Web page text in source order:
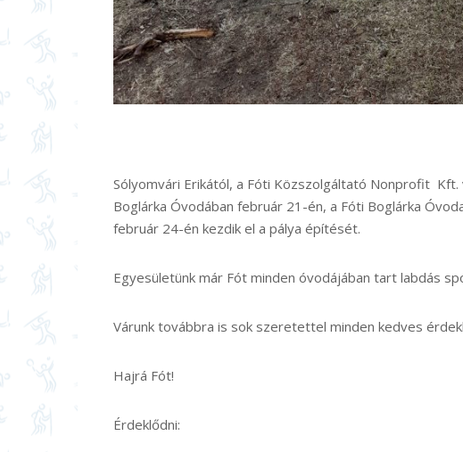
Sólyomvári Erikától, a Fóti Közszolgáltató Nonprofit
Boglárka Óvodában február 21-én, a Fóti Boglárka
február 24-én kezdik el a pálya építését.
Egyesületünk már Fót minden óvodájában tart labdás
Várunk továbbra is sok szeretettel minden kedves
Hajrá Fót!
Érdeklődni: